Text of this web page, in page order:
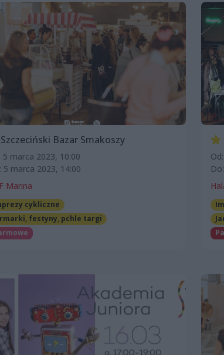
Szczeciński Bazar Smakoszy
5 marca 2023, 10:00
5 marca 2023, 14:00
Marina
cykliczne
festyny, pchle targi